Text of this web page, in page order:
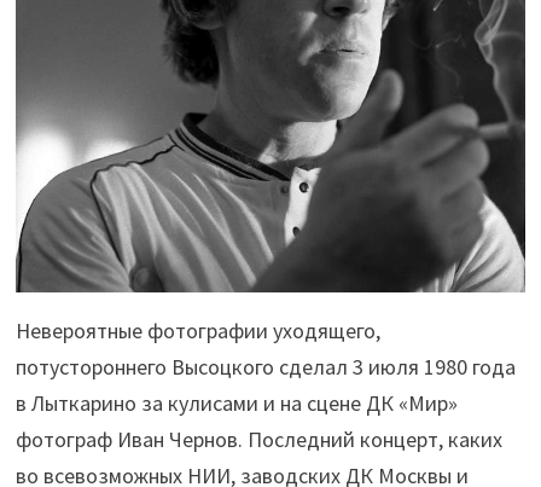
Невероятные фотографии уходящего,
потустороннего Высоцкого сделал 3 июля 1980 года
в Лыткарино за кулисами и на сцене ДК «Мир»
фотограф Иван Чернов. Последний концерт, каких
во всевозможных НИИ, заводских ДК Москвы и